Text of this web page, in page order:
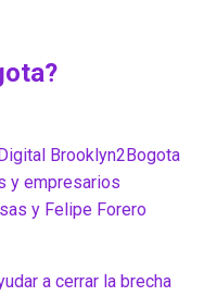
Brooklyn2Bogota
y empresarios
y Felipe Forero
a cerrar la brecha